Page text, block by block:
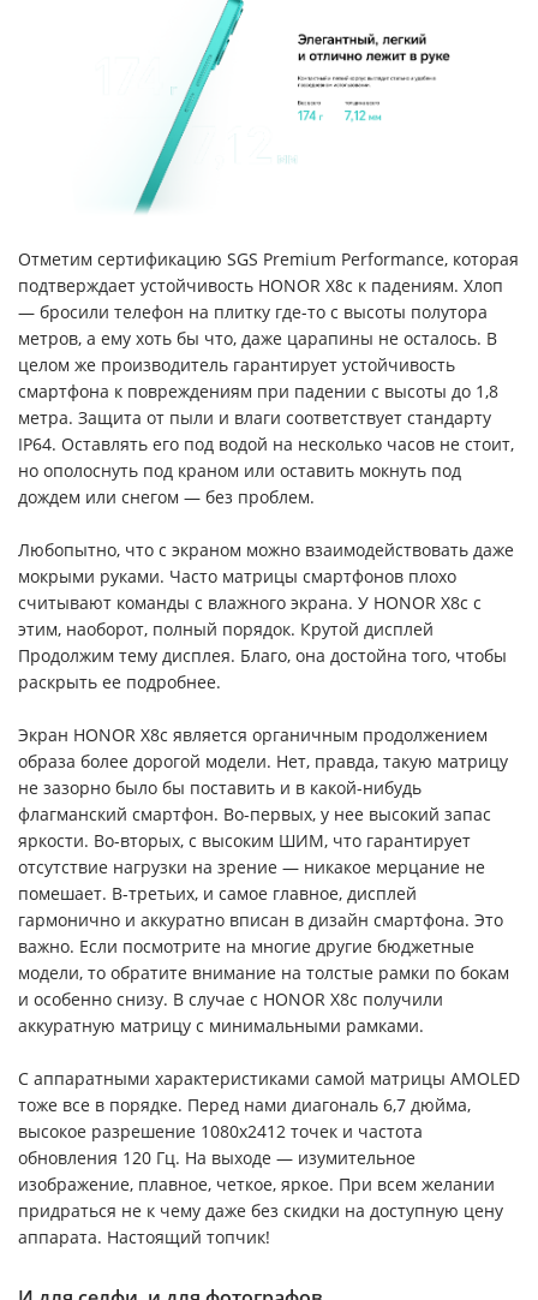
Отметим сертификацию SGS Premium Performance, которая
подтверждает устойчивость HONOR X8c к падениям. Хлоп
— бросили телефон на плитку где-то с высоты полутора
метров, а ему хоть бы что, даже царапины не осталось. В
целом же производитель гарантирует устойчивость
смартфона к повреждениям при падении с высоты до 1,8
метра. Защита от пыли и влаги соответствует стандарту
IP64. Оставлять его под водой на несколько часов не стоит,
но ополоснуть под краном или оставить мокнуть под
дождем или снегом — без проблем.
Любопытно, что с экраном можно взаимодействовать даже
мокрыми руками. Часто матрицы смартфонов плохо
считывают команды с влажного экрана. У HONOR X8c с
этим, наоборот, полный порядок. Крутой дисплей
Продолжим тему дисплея. Благо, она достойна того, чтобы
раскрыть ее подробнее.
Экран HONOR X8c является органичным продолжением
образа более дорогой модели. Нет, правда, такую матрицу
не зазорно было бы поставить и в какой-нибудь
флагманский смартфон. Во-первых, у нее высокий запас
яркости. Во-вторых, с высоким ШИМ, что гарантирует
отсутствие нагрузки на зрение — никакое мерцание не
помешает. В-третьих, и самое главное, дисплей
гармонично и аккуратно вписан в дизайн смартфона. Это
важно. Если посмотрите на многие другие бюджетные
модели, то обратите внимание на толстые рамки по бокам
и особенно снизу. В случае с HONOR X8c получили
аккуратную матрицу с минимальными рамками.
С аппаратными характеристиками самой матрицы AMOLED
тоже все в порядке. Перед нами диагональ 6,7 дюйма,
высокое разрешение 1080х2412 точек и частота
обновления 120 Гц. На выходе — изумительное
изображение, плавное, четкое, яркое. При всем желании
придраться не к чему даже без скидки на доступную цену
аппарата. Настоящий топчик!